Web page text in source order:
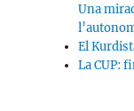
Una
El
La CUP: